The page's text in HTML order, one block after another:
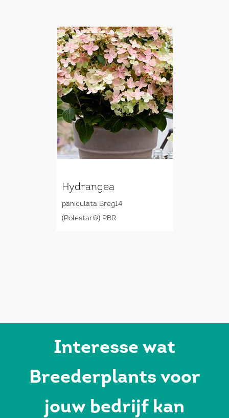
Hydrangea
paniculata Breg14
(Polestar®) PBR
Interesse wat
Breederplants voor
jouw bedrijf kan